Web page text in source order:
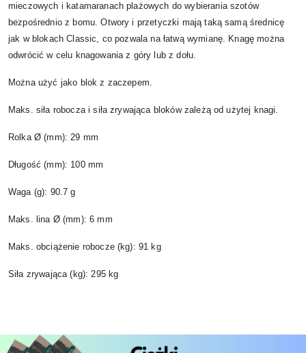
mieczowych i katamaranach plażowych do wybierania szotów
bezpośrednio z bomu. Otwory i przetyczki mają taką samą średnicę
jak w blokach Classic, co pozwala na łatwą wymianę. Knagę można
odwrócić w celu knagowania z góry lub z dołu.
Można użyć jako blok z zaczepem.
Maks. siła robocza i siła zrywająca bloków zależą od użytej knagi.
Rolka Ø (mm): 29 mm
Długość (mm): 100 mm
Waga (g): 90.7 g
Maks. lina Ø (mm): 6 mm
Maks. obciążenie robocze (kg): 91 kg
Siła zrywająca (kg): 295 kg